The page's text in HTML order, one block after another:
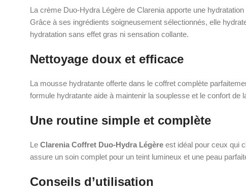
La crème Duo-Hydra Légère de Clarenia apporte une
Grâce à ses ingrédients soigneusement sélectionnés, elle
hydratation sans effet gras ni sensation collante.
Nettoyage doux et efficace
La mousse hydratante offerte dans le coffret complète
formule hydratante aide à maintenir la souplesse et le confort
Une routine simple et complète
LeClarenia Coffret Duo-Hydra Légère est idéal pour ceux qui
assure un soin complet pour un teint lumineux et une peau
Conseils d’utilisation